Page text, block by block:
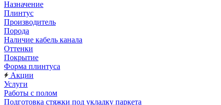
Назначение
Плинтус
Производитель
Порода
Наличие кабель канала
Оттенки
Покрытие
Форма плинтуса
Акции
Услуги
Работы с полом
Подготовка стяжки под укладку паркета